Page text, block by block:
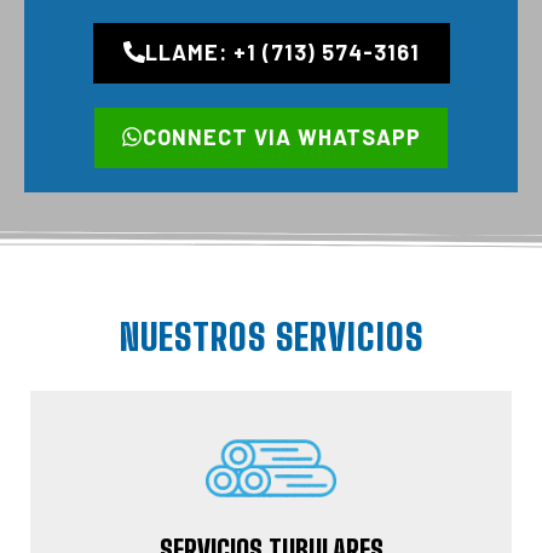
LLAME: +1 (713) 574-3161
CONNECT VIA WHATSAPP
NUESTROS SERVICIOS